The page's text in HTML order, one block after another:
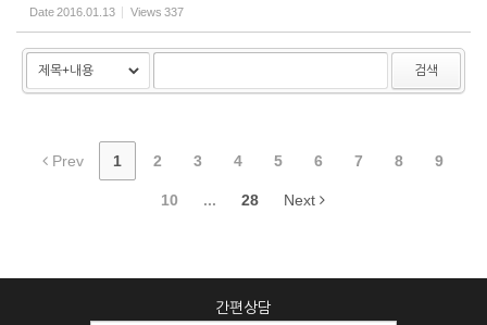
Date2016.01.13 Views 337
검색
Prev 1 2 3 4 5 6 7 8 9
10 ... 28 Next
간편상담